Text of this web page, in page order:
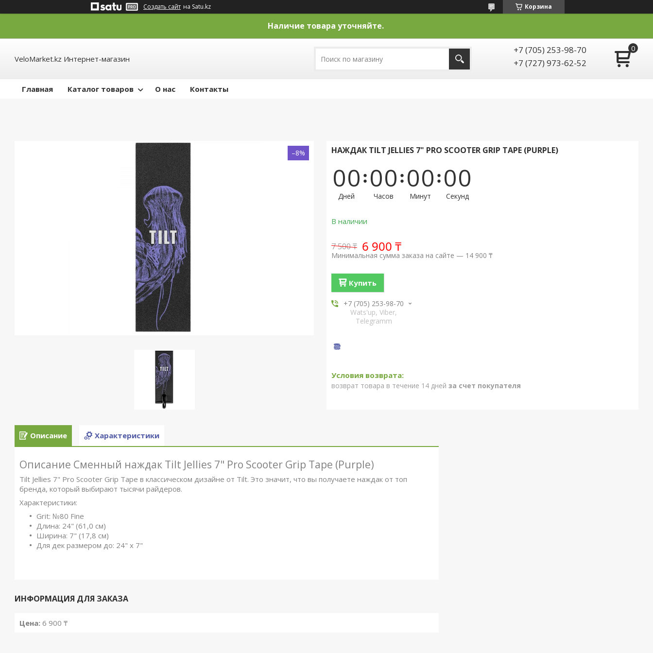
Создать сайт на Satu.kz Корзина
Наличие товара уточняйте.
VeloMarket.kz Интернет-магазин
+7 (705) 253-98-70
+7 (727) 973-62-52
Главная Каталог товаров О нас Контакты
–8% НАЖДАК TILT JELLIES 7" PRO SCOOTER GRIP TAPE (PURPLE)
00
Дней
00
Часов
00
Минут
00
Секунд
В наличии
7 500 ₸ 6 900 ₸
Минимальная сумма заказа на сайте — 14 900 ₸
Купить
+7 (705) 253-98-70
Wats'up, Viber,
Telegramm
возврат товара в течение 14 дней за счет покупателя
Описание Характеристики
Описание Сменный наждак Tilt Jellies 7" Pro Scooter Grip Tape (Purple)
Tilt Jellies 7" Pro Scooter Grip Tape в классическом дизайне от Tilt. Это значит, что вы получаете наждак от топ
бренда, который выбирают тысячи райдеров.
Характеристики:
Grit: №80 Fine
Длина: 24" (61,0 см)
Ширина: 7" (17,8 см)
Для дек размером до: 24" х 7"
ИНФОРМАЦИЯ ДЛЯ ЗАКАЗА
Цена: 6 900 ₸